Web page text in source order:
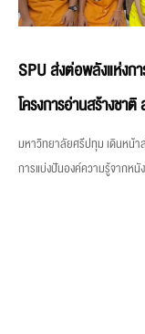
SPU ส่งต่อพลังแห่งก
โครงการอ่านสร้างชา
มหาวิทยาลัยศรีปทุม เดินหน้า
การแบ่งปันองค์ความรู้จากห